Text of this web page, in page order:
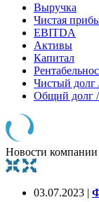
Выручка
Чистая
EBITDA
Активы
Капитал
Чистый
Общий долг
Новости компании
03.07.2023 |